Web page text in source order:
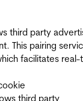
third party
This pairing
facilitates real-
third party